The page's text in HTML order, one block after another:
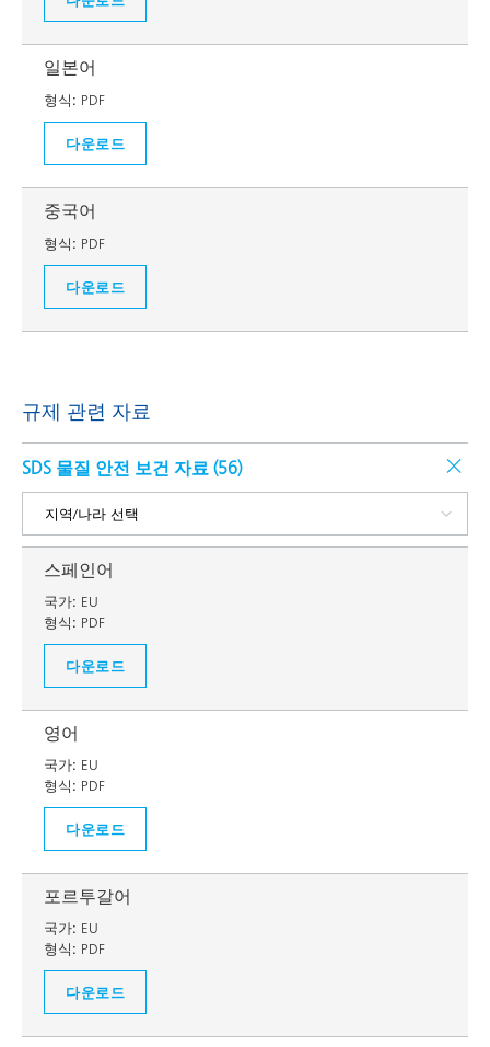
일본어
형식: PDF
다운로드
중국어
형식: PDF
다운로드
규제 관련 자료
SDS 물질 안전 보건 자료 (56)
스페인어
국가: EU
형식: PDF
다운로드
영어
국가: EU
형식: PDF
다운로드
포르투갈어
국가: EU
형식: PDF
다운로드